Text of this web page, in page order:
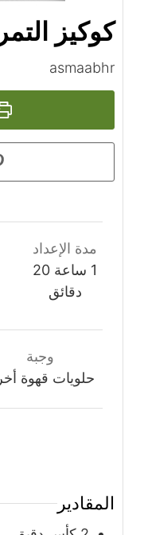
كوكيز التمر
asmaabhr
مدة الإعداد
1ساعة
ساعة 20دقائق
دقائق
وجبة
حلويات قهوة
المقادير